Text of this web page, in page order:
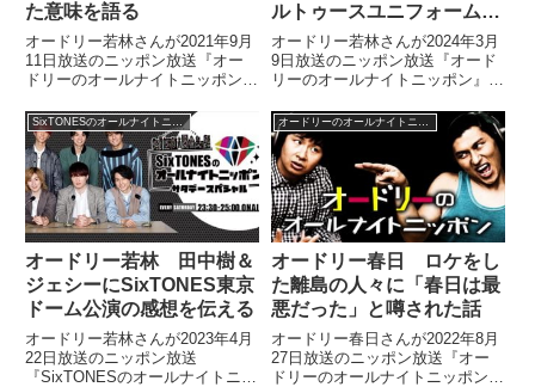
た意味を語る
オードリー若林さんが2021年9月
11日放送のニッポン放送『オー
ドリーのオールナイトニッポン』
ッポン』での星野源さんとの共演
を振り返り。『Pop Virus』ラッ
プコラボや星野源さんからもらっ
た花束に込められた意味などにつ
いて話していました。
ルトゥースユニフォーム着
用事件を語る
オードリー若林さんが2024年3月
9日放送のニッポン放送『オード
リーのオールナイトニッポン』の
を振り返り。前年、主演女優賞を
受賞した岸井ゆきのさんが若林さ
んのインタビューの際にリトルト
ゥースユニフォームを着用してや
ってきた事件について話していま
した。
SixTONESのオールナイトニッポンサタデースペシャル
オードリー若林 田中樹＆
ジェシーにSixTONES東京
ドーム公演の感想を伝える
オードリー若林さんが2023年4月
22日放送のニッポン放送
『SixTONESのオールナイトニッ
オードリーのオールナイトニッポン
オードリー春日 ロケをし
た離島の人々に「春日は最
悪だった」と噂された話
オードリー春日さんが2022年8月
27日放送のニッポン放送『オー
ドリーのオールナイトニッポン』